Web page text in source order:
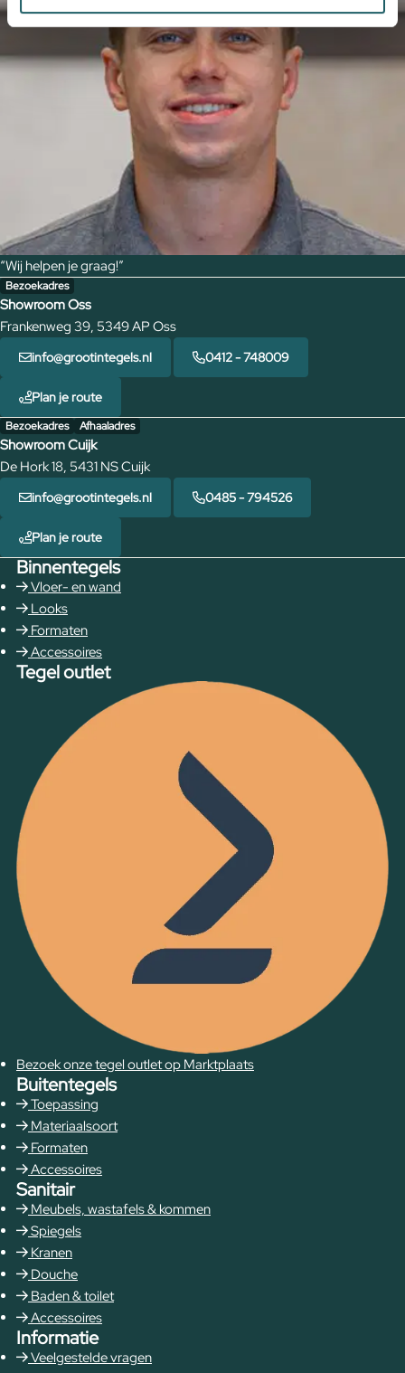
“Wij helpen je graag!”
Bezoekadres
Showroom Oss
Frankenweg 39, 5349 AP Oss
info@grootintegels.nl 0412 - 748009
Plan je route
Bezoekadres Afhaaladres
Showroom Cuijk
De Hork 18, 5431 NS Cuijk
info@grootintegels.nl 0485 - 794526
Plan je route
Binnentegels
Vloer- en wand
Looks
Formaten
Accessoires
Tegel outlet
Bezoek onze tegel outlet op Marktplaats
Buitentegels
Toepassing
Materiaalsoort
Formaten
Accessoires
Sanitair
Meubels, wastafels & kommen
Spiegels
Kranen
Douche
Baden & toilet
Accessoires
Informatie
Veelgestelde vragen